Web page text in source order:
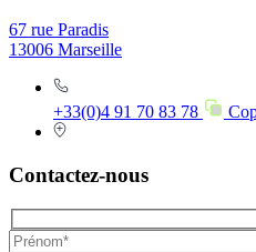
67 rue Paradis
13006 Marseille
+33(0)4 91 70 83 78
Contactez-nous